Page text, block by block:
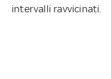
intervalli ravvicinati.